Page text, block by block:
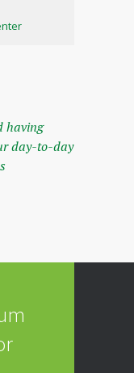
having
day-to-day